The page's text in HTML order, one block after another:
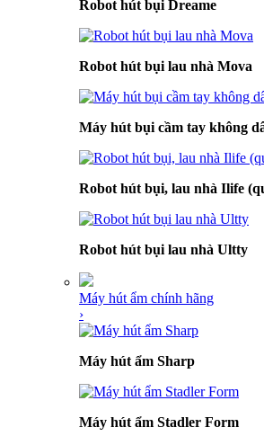
Robot hút bụi Dreame
Robot hút bụi lau nhà Mova
Máy hút bụi cầm tay không
Robot hút bụi, lau nhà Ilife
Robot hút bụi lau nhà Ultty
Máy hút ẩm chính hãng
›
Máy hút ẩm Sharp
Máy hút ẩm Stadler Form